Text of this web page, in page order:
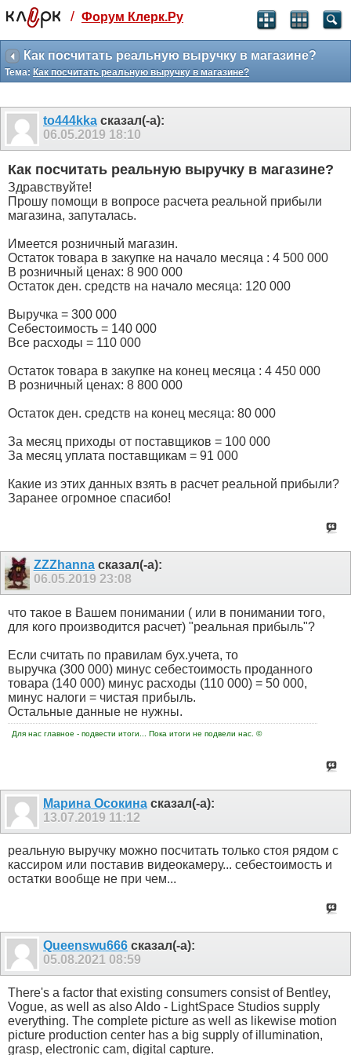
Святые угодники, Клерк без рекламы
прекрасен:)
месяц
3 месяца
259
₽
-10%
499 ₽
-15%
Отмена Оплатить
/ Форум Клерк.Ру
Как посчитать реальную выручку в магазине?
Тема: Как посчитать реальную выручку в магазине?
to444kka сказал(-а):
06.05.2019 18:10
Как посчитать реальную выручку в магазине?
Здравствуйте!
Прошу помощи в вопросе расчета реальной прибыли
магазина, запуталась.
Имеется розничный магазин.
Остаток товара в закупке на начало месяца : 4 500 000
В розничный ценах: 8 900 000
Остаток ден. средств на начало месяца: 120 000
Выручка = 300 000
Себестоимость = 140 000
Все расходы = 110 000
Остаток товара в закупке на конец месяца : 4 450 000
В розничный ценах: 8 800 000
Остаток ден. средств на конец месяца: 80 000
За месяц приходы от поставщиков = 100 000
За месяц уплата поставщикам = 91 000
Какие из этих данных взять в расчет реальной прибыли?
Заранее огромное спасибо!
ZZZhannaсказал(-а):
06.05.2019 23:08
что такое в Вашем понимании ( или в понимании того,
для кого производится расчет) "реальная прибыль"?
Если считать по правилам бух.учета, то
выручка (300 000) минус себестоимость проданного
товара (140 000) минус расходы (110 000) = 50 000,
минус налоги = чистая прибыль.
Остальные данные не нужны.
Для нас главное - подвести итоги... Пока итоги не подвели нас. ©
Марина Осокина сказал(-а):
13.07.2019 11:12
реальную выручку можно посчитать только стоя рядом с
кассиром или поставив видеокамеру... себестоимость и
остатки вообще не при чем...
Queenswu666 сказал(-а):
05.08.2021 08:59
There's a factor that existing consumers consist of Bentley,
Vogue, as well as also Aldo - LightSpace Studios supply
everything. The complete picture as well as likewise motion
picture production center has a big supply of illumination,
grasp, electronic cam, digital capture.